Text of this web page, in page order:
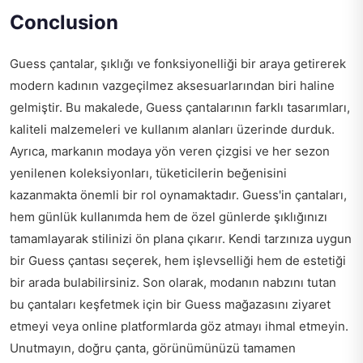
Conclusion
Guess çantalar, şıklığı ve fonksiyonelliği bir araya getirerek
modern kadının vazgeçilmez aksesuarlarından biri haline
gelmiştir. Bu makalede, Guess çantalarının farklı tasarımları,
kaliteli malzemeleri ve kullanım alanları üzerinde durduk.
Ayrıca, markanın modaya yön veren çizgisi ve her sezon
yenilenen koleksiyonları, tüketicilerin beğenisini
kazanmakta önemli bir rol oynamaktadır. Guess'in çantaları,
hem günlük kullanımda hem de özel günlerde şıklığınızı
tamamlayarak stilinizi ön plana çıkarır. Kendi tarzınıza uygun
bir Guess çantası seçerek, hem işlevselliği hem de estetiği
bir arada bulabilirsiniz. Son olarak, modanın nabzını tutan
bu çantaları keşfetmek için bir Guess mağazasını ziyaret
etmeyi veya online platformlarda göz atmayı ihmal etmeyin.
Unutmayın, doğru çanta, görünümünüzü tamamen